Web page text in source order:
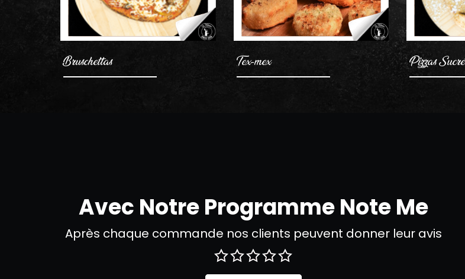
Bruschettas Tex-mex Pizzas
Avec Notre Programme Note Me
Après chaque commande nos clients peuvent donner leur avis